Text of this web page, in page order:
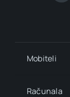
Mobiteli
Računala